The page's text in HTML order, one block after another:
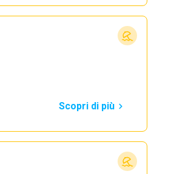
Scopri di più